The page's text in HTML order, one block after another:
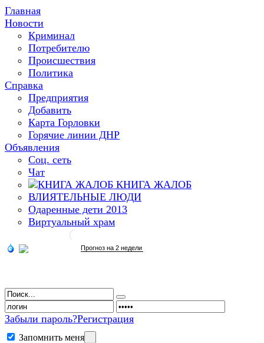
Главная
Новости
Криминал
Потребителю
Происшествия
Политика
Справка
Предприятия
Добавить
Карта Горловки
Горячие линии ДНР
Объявления
Соц. сеть
Чат
КНИГА ЖАЛОБ
ВЛИЯТЕЛЬНЫЕ ЛЮДИ
Одаренные дети 2013
Виртуальный храм
Забыли пароль?Регистрация
Запомнить меня